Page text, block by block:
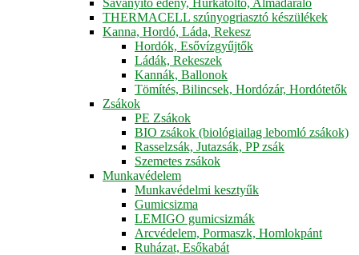
THERMACELL szúnyogriasztó készülékek
Kanna, Hordó, Láda, Rekesz
Hordók, Esővízgyűjtők
Ládák, Rekeszek
Kannák, Ballonok
Tömítés, Bilincsek, Hordózár, Hordótetők
Zsákok
PE Zsákok
BIO zsákok (biológiailag lebomló zsákok)
Rasselzsák, Jutazsák, PP zsák
Szemetes zsákok
Munkavédelem
Munkavédelmi kesztyűk
Gumicsizma
LEMIGO gumicsizmák
Arcvédelem, Pormaszk, Homlokpánt
Ruházat, Esőkabát